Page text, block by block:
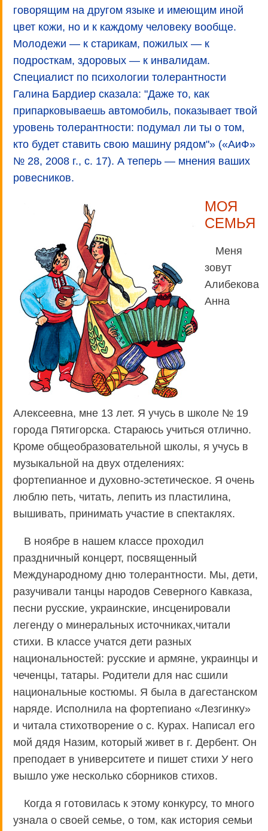
говорящим на другом языке и имеющим иной
цвет кожи, но и к каждому человеку вообще.
Молодежи — к старикам, пожилых — к
подросткам, здоровых — к инвалидам.
Специалист по психологии толерантности
Галина Бардиер сказала: "Даже то, как
припарковываешь автомобиль, показывает твой
уровень толерантности: подумал ли ты о том,
кто будет ставить свою машину рядом"» («АиФ»
№ 28, 2008 г., с. 17). А теперь — мнения ваших
ровесников.
МОЯ
СЕМЬЯ
Меня
зовут
Алибекова
Анна
Алексеевна, мне 13 лет. Я учусь в школе № 19
города Пятигорска. Стараюсь учиться отлично.
Кроме общеобразовательной школы, я учусь в
музыкальной на двух отделениях:
фортепианное и духовно-эстетическое. Я очень
люблю петь, читать, лепить из пластилина,
вышивать, принимать участие в спектаклях.
В ноябре в нашем классе проходил
праздничный концерт, посвященный
Международному дню толерантности. Мы, дети,
разучивали танцы народов Северного Кавказа,
песни русские, украинские, инсценировали
легенду о минеральных источниках,читали
стихи. В классе учатся дети разных
национальностей: русские и армяне, украинцы и
чеченцы, татары. Родители для нас сшили
национальные костюмы. Я была в дагестанском
наряде. Исполнила на фортепиано «Лезгинку»
и читала стихотворение о с. Курах. Написал его
мой дядя Назим, который живет в г. Дербент. Он
преподает в университете и пишет стихи У него
вышло уже несколько сборников стихов.
Когда я готовилась к этому конкурсу, то много
узнала о своей семье, о том, как история семьи